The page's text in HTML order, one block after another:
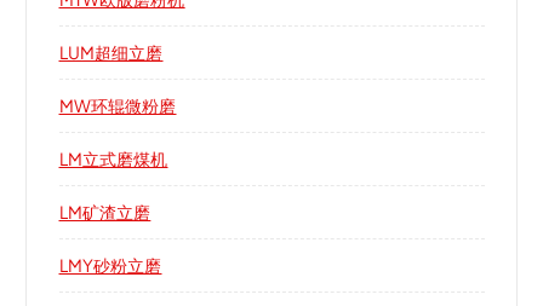
LUM超细立磨
MW环辊微粉磨
LM立式磨煤机
LM矿渣立磨
LMY砂粉立磨